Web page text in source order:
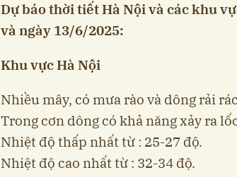
Dự báo thời tiết Hà Nội và các khu
và ngày 13/6/2025:
Khu vực Hà Nội
Nhiều mây, có mưa rào và dông rải
Trong cơn dông có khả năng xảy ra
Nhiệt độ thấp nhất từ : 25-27 độ.
Nhiệt độ cao nhất từ : 32-34 độ.